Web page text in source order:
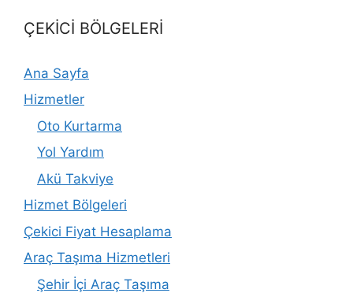
ÇEKİCİ BÖLGELERİ
Ana Sayfa
Hizmetler
Oto Kurtarma
Yol Yardım
Akü Takviye
Hizmet Bölgeleri
Çekici Fiyat Hesaplama
Araç Taşıma Hizmetleri
Şehir İçi Araç Taşıma